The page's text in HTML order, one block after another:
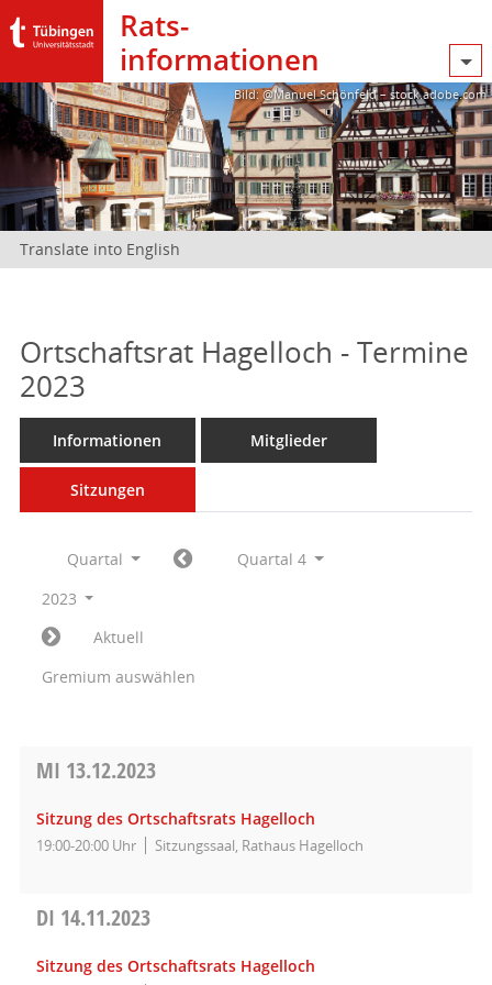
Rats­
informationen
Bild: @Manuel Schönfeld – stock.adobe.com
Translate into English
Ortschaftsrat Hagelloch - Termine
2023
Informationen Mitglieder
Sitzungen
Quartal
Quartal 4
2023
Aktuell
Gremium auswählen
MI 13.12.2023
Sitzung des Ortschaftsrats Hagelloch
19:00-20:00 Uhr Sitzungssaal, Rathaus Hagelloch
DI 14.11.2023
Sitzung des Ortschaftsrats Hagelloch